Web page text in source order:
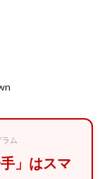
ラム
」はスマ